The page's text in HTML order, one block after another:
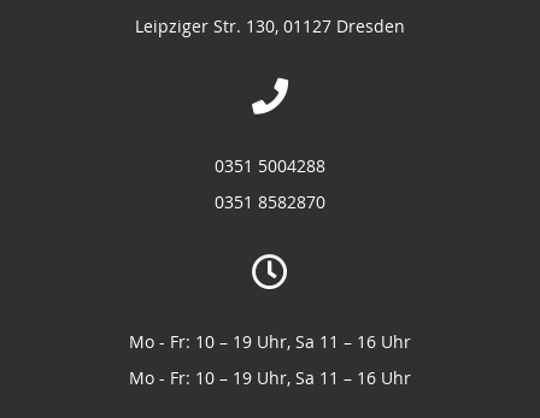
Leipziger Str. 130, 01127 Dresden
0351 5004288
0351 8582870
Mo - Fr: 10 – 19 Uhr, Sa 11 – 16 Uhr
Mo - Fr: 10 – 19 Uhr, Sa 11 – 16 Uhr